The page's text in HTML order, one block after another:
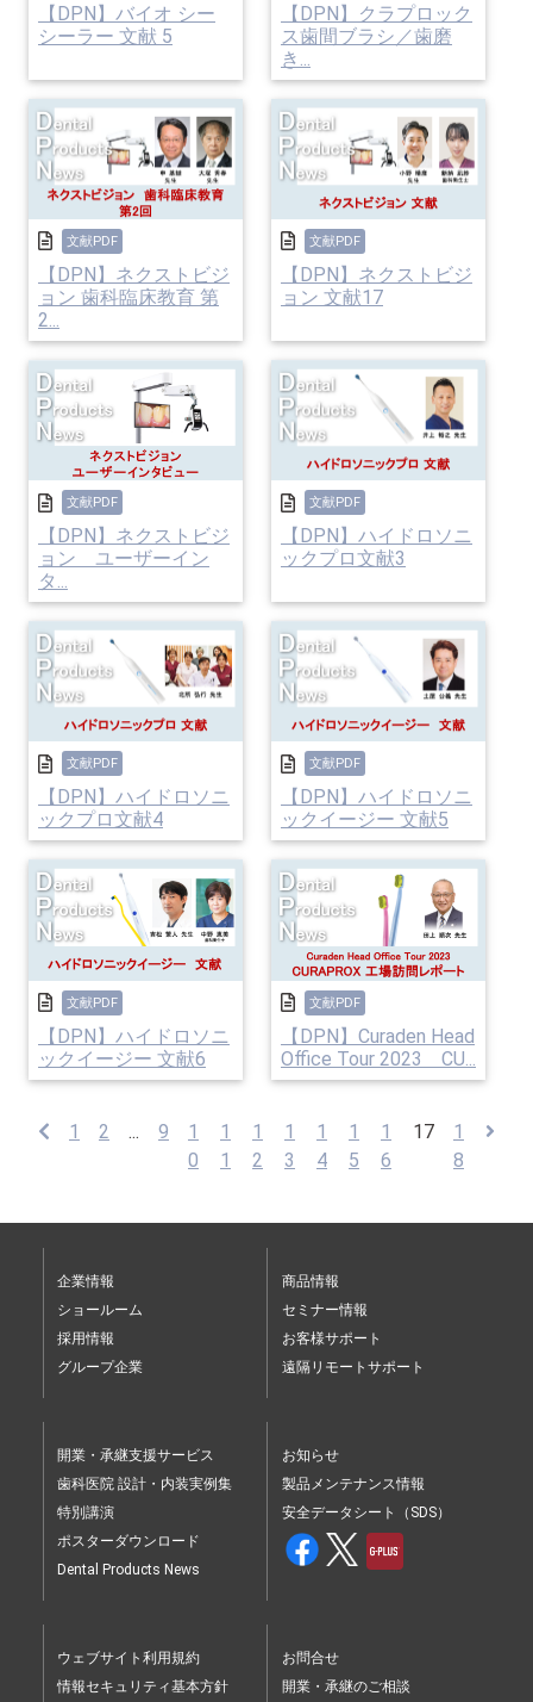
【DPN】バイオ シー
シーラー 文献 5
【DPN】クラプロック
ス歯間ブラシ／歯磨
き...
文献PDF
【DPN】ネクストビジ
ョン 歯科臨床教育 第
2...
文献PDF
【DPN】ネクストビジ
ョン 文献17
文献PDF
【DPN】ネクストビジ
ョン ユーザーイン
タ...
文献PDF
【DPN】ハイドロソニ
ックプロ文献3
文献PDF
【DPN】ハイドロソニ
ックプロ文献4
文献PDF
【DPN】ハイドロソニ
ックイージー 文献5
文献PDF
【DPN】ハイドロソニ
ックイージー 文献6
文献PDF
【DPN】Curaden Head
Office Tour 2023 CU...
1 2 ... 9
1
0
1
1
1
2
1
3
1
4
1
5
1
6
17
1
8
企業情報
ショールーム
採用情報
グループ企業
商品情報
セミナー情報
お客様サポート
遠隔リモートサポート
開業・承継支援サービス
歯科医院 設計・内装実例集
特別講演
ポスターダウンロード
Dental Products News
お知らせ
製品メンテナンス情報
安全データシート（SDS）
ウェブサイト利用規約
情報セキュリティ基本方針
お問合せ
開業・承継のご相談